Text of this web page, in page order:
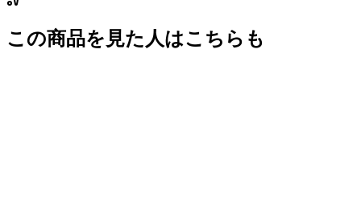
この商品を見た人はこちらも